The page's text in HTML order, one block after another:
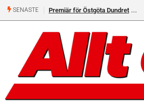
SENASTE Premiär för Östgöta Dundret